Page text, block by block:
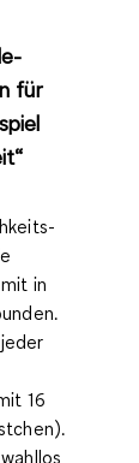
für
in
.
16